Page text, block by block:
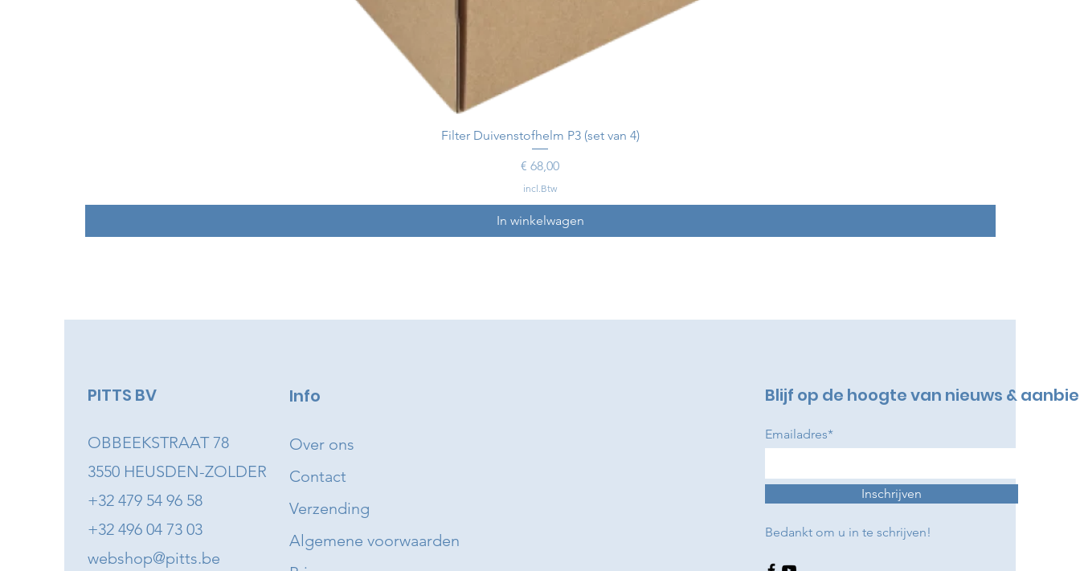
Filter Duivenstofhelm P3 (set van 4)
Prijs
€ 68,00
incl.Btw
In winkelwagen
PITTS BV
OBBEEKSTRAAT 78
3550 HEUSDEN-ZOLDER
+32 479 54 96 58
+32 496 04 73 03
webshop@pitts.be
Info
Over ons
Contact
Verzending
Algemene voorwaarden
Blijf op de hoogte van nieuws &
Emailadres*
Inschrijven
Bedankt om u in te schrijven!